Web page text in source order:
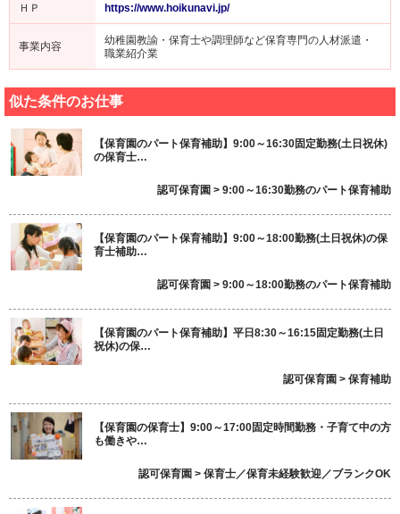
ＨＰ https://www.hoikunavi.jp/
事業内容
幼稚園教諭・保育士や調理師など保育専門の人材派遣・
職業紹介業
似た条件のお仕事
【保育園のパート保育補助】9:00～16:30固定勤務(土日祝休)
の保育士…
認可保育園 > 9:00～16:30勤務のパート保育補助
【保育園のパート保育補助】9:00～18:00勤務(土日祝休)の保
育士補助…
認可保育園 > 9:00～18:00勤務のパート保育補助
【保育園のパート保育補助】平日8:30～16:15固定勤務(土日
祝休)の保…
認可保育園 > 保育補助
【保育園の保育士】9:00～17:00固定時間勤務・子育て中の方
も働きや…
認可保育園 > 保育士／保育未経験歓迎／ブランクOK